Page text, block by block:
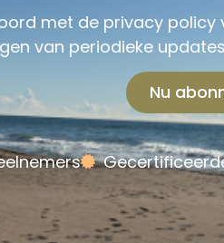
met de privacy policy
van periodieke
Nu